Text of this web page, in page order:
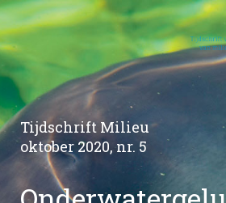
Tijdschrift Milieu
oktober 2020, nr. 5